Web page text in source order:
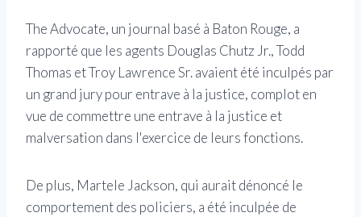
The Advocate, un journal basé à Baton Rouge, a
rapporté que les agents Douglas Chutz Jr., Todd
Thomas et Troy Lawrence Sr. avaient été inculpés par
un grand jury pour entrave à la justice, complot en
vue de commettre une entrave à la justice et
malversation dans l'exercice de leurs fonctions.
De plus, Martele Jackson, qui aurait dénoncé le
comportement des policiers, a été inculpée de